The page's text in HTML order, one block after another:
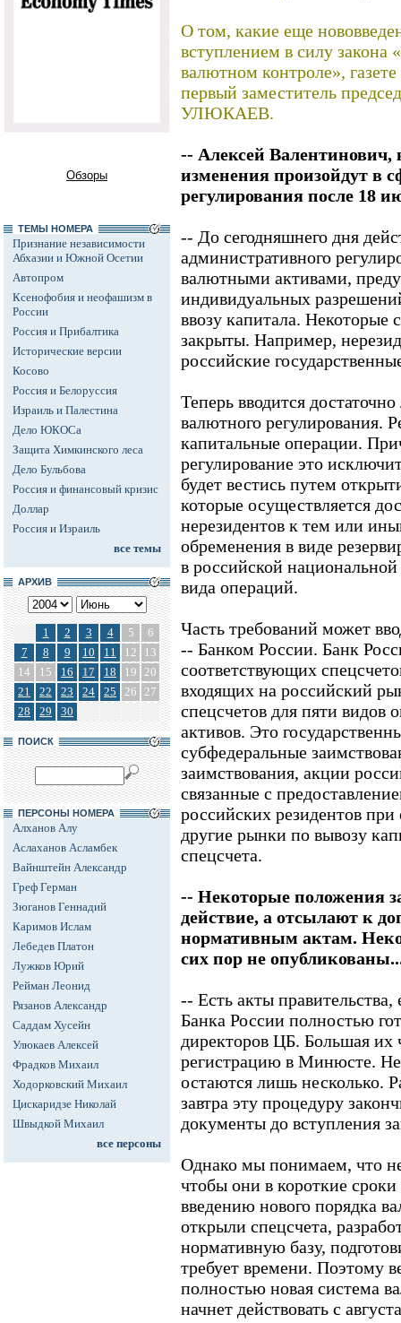
Обзоры
ТЕМЫ НОМЕРА
Признание независимости
Абхазии и Южной Осетии
Автопром
Ксенофобия и неофашизм в
России
Россия и Прибалтика
Исторические версии
Косово
Россия и Белоруссия
Израиль и Палестина
Дело ЮКОСа
Защита Химкинского леса
Дело Бульбова
Россия и финансовый кризис
Доллар
Россия и Израиль
все темы
АРХИВ
1 2 3 4 5
6
7
8 9 10 11 12
13
14
15 16 17 18 19 20
21
22 23 24 25 26 27
28
29 30
ПОИСК
ПЕРСОНЫ НОМЕРА
Алханов Алу
Аслаханов Асламбек
Вайнштейн Александр
Греф Герман
Зюганов Геннадий
Каримов Ислам
Лебедев Платон
Лужков Юрий
Рейман Леонид
Рязанов Александр
Саддам Хусейн
Улюкаев Алексей
Фрадков Михаил
Ходорковский Михаил
Цискаридзе Николай
Швыдкой Михаил
все персоны
О том, какие еще
вступлением в силу
валютном контроле»,
первый заместитель
УЛЮКАЕВ.
-- Алексей
изменения произойдут в
регулирования после 18
-- До сегодняшнего дня
административного
валютными активами,
индивидуальных
ввозу капитала. Некоторые
закрыты. Например,
российские
Теперь вводится
валютного регулирования.
капитальные операции.
регулирование это
будет вестись путем
которые осуществляется
нерезидентов к тем или
обременения в виде
в российской
вида операций.
Часть требований может
-- Банком России. Банк
соответствующих
входящих на российский
спецсчетов для пяти видов
активов. Это
субфедеральные
заимствования, акции
связанные с
российских резидентов
другие рынки по вывозу
спецсчета.
-- Некоторые положения
действие, а отсылают к
нормативным актам.
сих пор не
-- Есть акты
Банка России полностью
директоров ЦБ. Большая их
регистрацию в Минюсте.
остаются лишь несколько.
завтра эту процедуру
документы до вступления
Однако мы понимаем, что
чтобы они в короткие
введению нового порядка
открыли спецсчета,
нормативную базу,
требует времени. Поэтому
полностью новая система
начнет действовать с